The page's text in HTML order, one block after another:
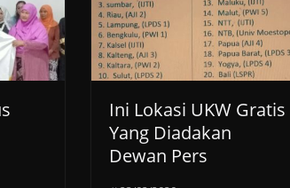
Ini Lokasi UKW Gratis
Yang Diadakan
Dewan Pers